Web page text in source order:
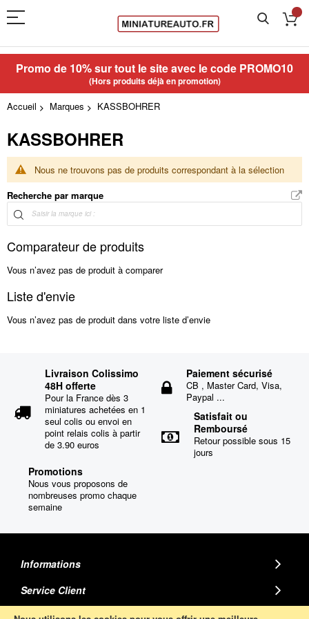
Promo de 10% sur tout le site avec le code PROMO10
(Hors produits déjà en promotion)
Accueil Marques KASSBOHRER
KASSBOHRER
Nous ne trouvons pas de produits correspondant à la sélection
Recherche par marque
Comparateur de produits
Vous n’avez pas de produit à comparer
Liste d'envie
Vous n’avez pas de produit dans votre liste d’envie
Livraison Colissimo
48H offerte
Pour la France dès 3
miniatures achetées en 1
seul colis ou envoi en
point relais colis à partir
de 3.90 euros
Paiement sécurisé
CB , Master Card, Visa,
Paypal ...
Satisfait ou
Remboursé
Retour possible sous 15
jours
Promotions
Nous vous proposons de
nombreuses promo chaque
semaine
Informations
Service Client
MINIATURE AUTO